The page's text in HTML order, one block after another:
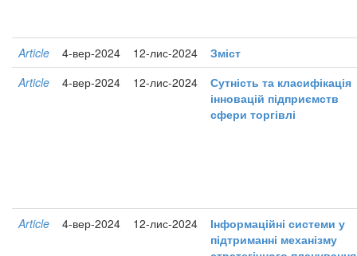
Article 4-вер-2024 12-лис-2024
Зміст
Article
4-вер-2024 12-лис-2024
Сутність та класифікація
інновацій підприємств
сфери торгівлі
Article 4-вер-2024 12-лис-2024
Інформаційні системи у
підтриманні механізму